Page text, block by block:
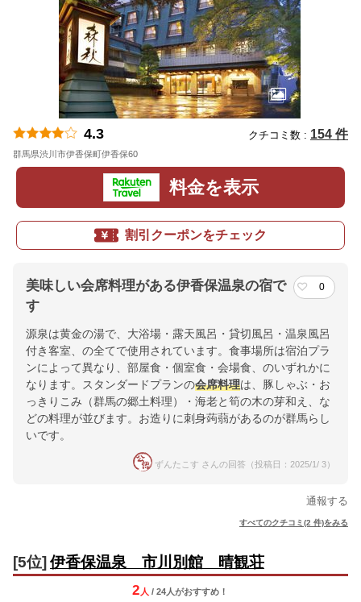
4.3 クチコミ数 : 154 件
群馬県渋川市伊香保町伊香保60
料金を表示
割引クーポンをチェック
美味しい会席料理がある伊香保温泉の宿で
す
0
源泉は黄金の湯で、大浴場・露天風呂・貸切風呂・温泉風呂
付き客室、の全てで使用されています。食事場所は宿泊プラ
ンによって異なり、部屋食・個室食・会場食、のいずれかに
なります。スタンダードプランの会席料理は、豚しゃぶ・お
っきりこみ（群馬の郷土料理）・海老と筍の木の芽和え、な
どの料理が並びます。お造りに刺身蒟蒻があるのが群馬らし
いです。
ずんたこす さんの回答（投稿日：2025/1/ 3）
通報する
すべてのクチコミ(2 件)をみる
[5位] 伊香保温泉 市川別館 晴観荘
2 人 / 24人がおすすめ！